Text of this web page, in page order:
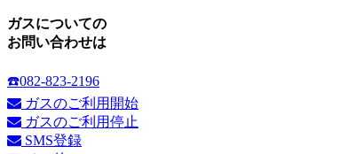
ガスについての
お問い合わせは
☎️082-823-2196
ガスのご利用開始
ガスのご利用停止
SMS登録